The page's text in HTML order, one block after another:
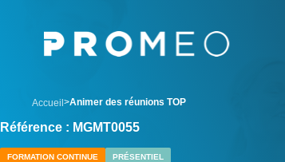
Accueil Animer des réunions TOP
Référence : MGMT0055
FORMATION CONTINUE PRÉSENTIEL